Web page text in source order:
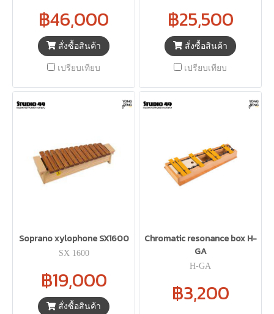
฿46,000
สั่งซื้อสินค้า
เปรียบเทียบ
฿25,500
สั่งซื้อสินค้า
เปรียบเทียบ
Soprano xylophone SX1600
SX 1600
฿19,000
สั่งซื้อสินค้า
Chromatic resonance box H-
GA
H-GA
฿3,200